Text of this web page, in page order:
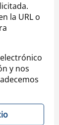
la URL o
y nos